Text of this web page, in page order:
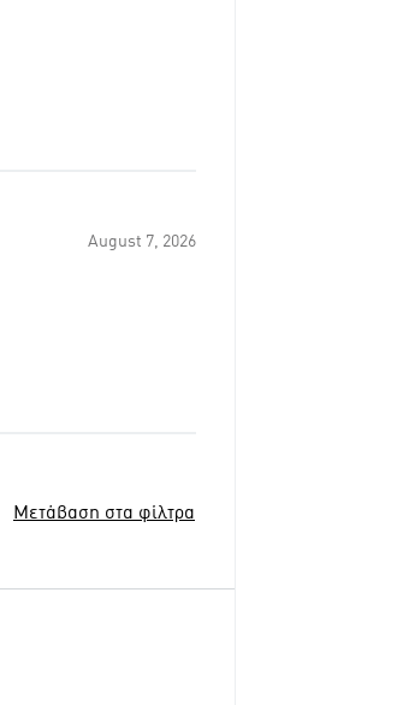
August 7, 2026
Μετάβαση στα φίλτρα